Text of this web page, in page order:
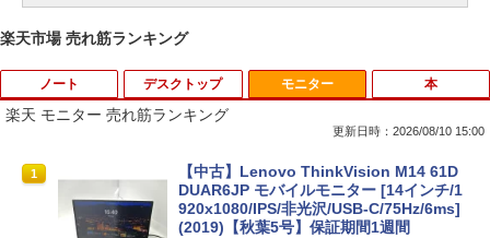
楽天市場 売れ筋ランキング
ノート
1
ASUS CX1500CKA-NJ0480 Chromebo
ok CX1 ( CX1500 ) 15.6インチ 日本語キ
ーボード 8GB 64GB USB-C Type-A US
B オーディオジャック microSD Google
デスクトップ
1
【マラソンP5倍/10%オフクーポン】【店
長オススメ】 中古デスクトップPC デル
Dell OptiPlex 7060 SFF 第8世代 Core i
7 メモリ16GB/32GB SSD256GB/512GB
モニター
楽天 モニター 売れ筋ランキング
更新日時：2026/08/10 15:00
1
【中古】Lenovo ThinkVision M14 61D
DUAR6JP モバイルモニター [14インチ/1
920x1080/IPS/非光沢/USB-C/75Hz/6ms]
(2019)【秋葉5号】保証期間1週間
本